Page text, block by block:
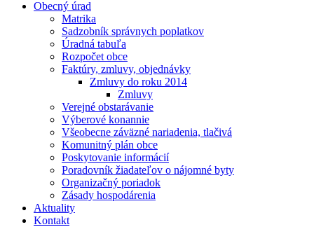
Obecný úrad
Matrika
Sadzobník správnych poplatkov
Úradná tabuľa
Rozpočet obce
Faktúry, zmluvy, objednávky
Zmluvy do roku 2014
Zmluvy
Verejné obstarávanie
Výberové konannie
Všeobecne záväzné nariadenia, tlačivá
Komunitný plán obce
Poskytovanie informácií
Poradovník žiadateľov o nájomné byty
Organizačný poriadok
Zásady hospodárenia
Aktuality
Kontakt